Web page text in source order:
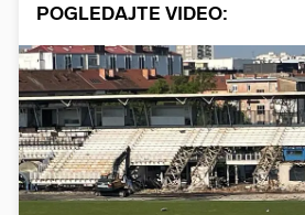
POGLEDAJTE VIDEO:
Pokretanje videa...